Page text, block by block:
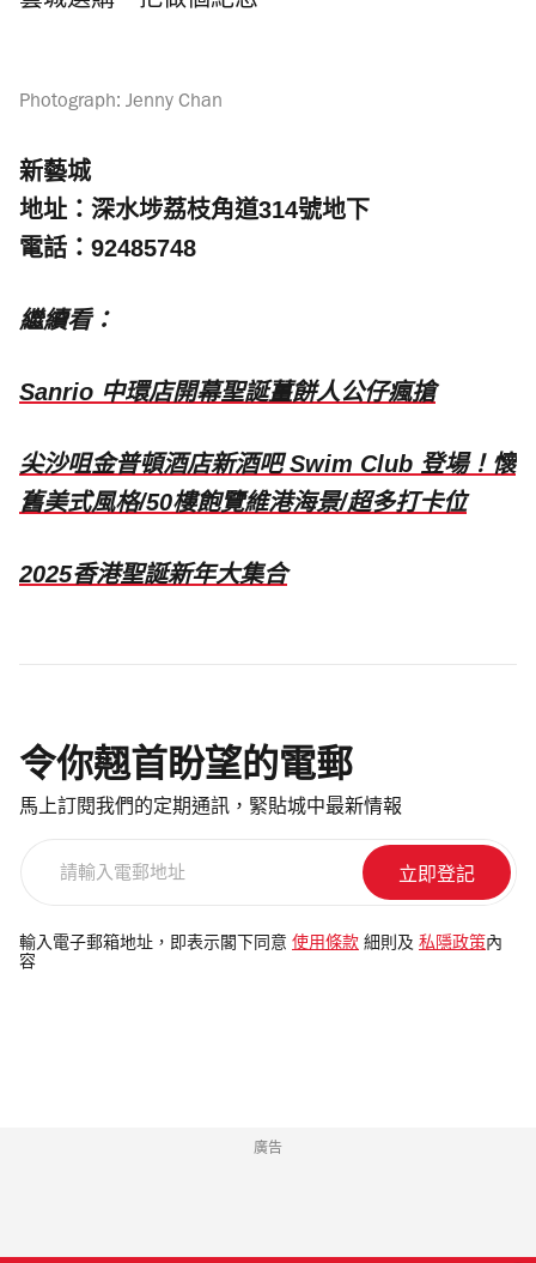
Photograph: Jenny Chan
新藝城
地址：深水埗荔枝角道314號地下
電話：92485748
繼續看：
Sanrio 中環店開幕聖誕薑餅人公仔瘋搶
尖沙咀金普頓酒店新酒吧 Swim Club 登場！懷
舊美式風格/50樓飽覽維港海景/超多打卡位
2025香港聖誕新年大集合
令你翹首盼望的電郵
馬上訂閱我們的定期通訊，緊貼城中最新情報
電
郵
輸入電子郵箱地址，即表示閣下同意 使用條款 細則及 私隱政策 內
容
廣告